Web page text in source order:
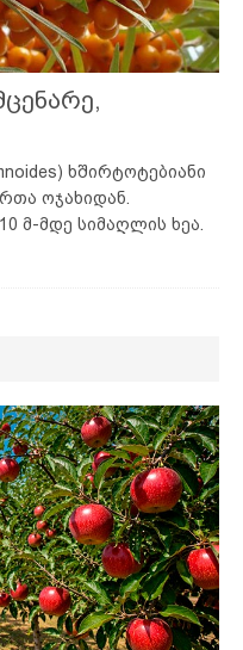
ხშირტოტებიანი
ოჯახიდან.
მ-მდე სიმაღლის ხეა.